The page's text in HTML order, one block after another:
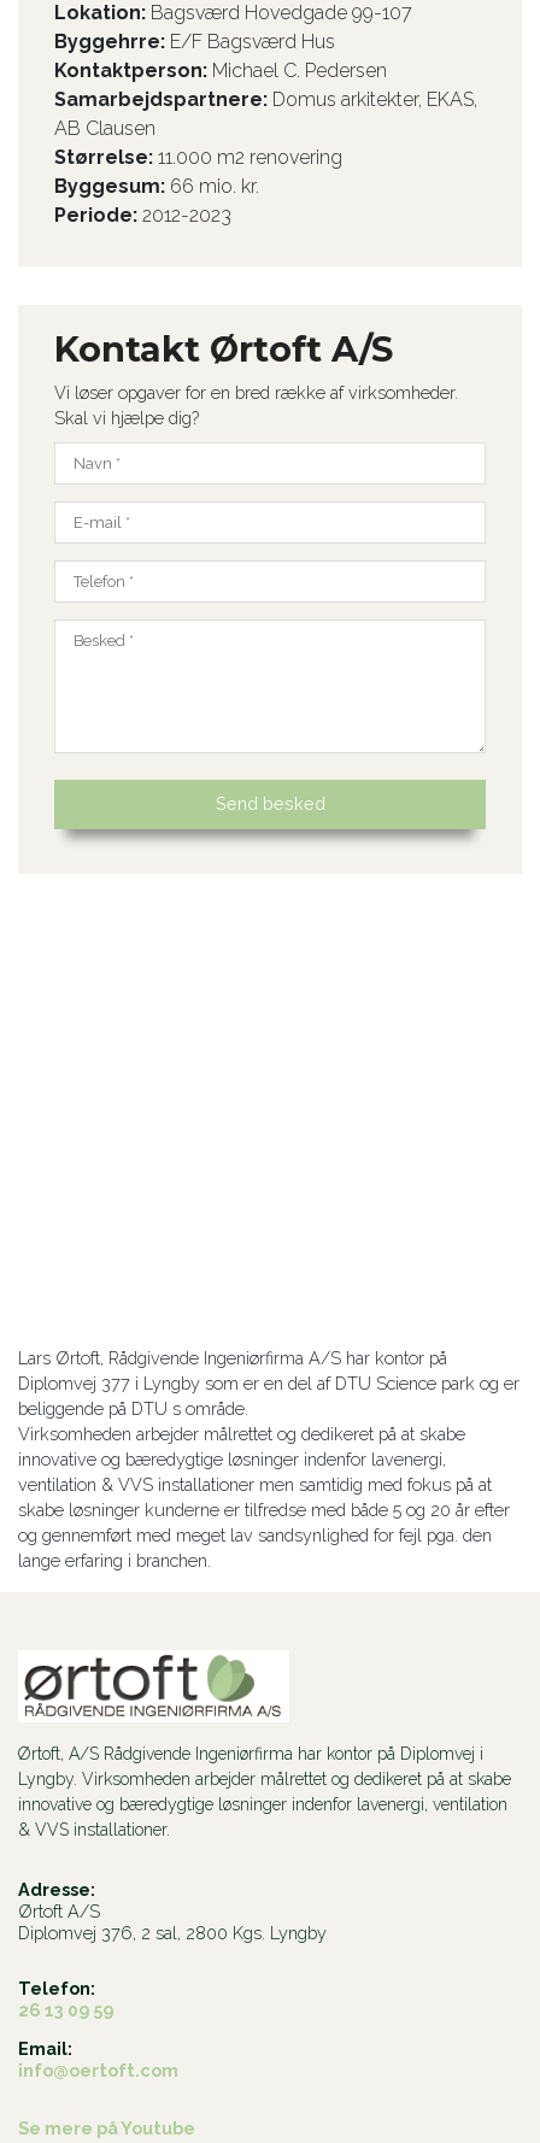
Lokation: Bagsværd Hovedgade 99-107
Byggehrre: E/F Bagsværd Hus
Kontaktperson: Michael C. Pedersen
Samarbejdspartnere: Domus arkitekter, EKAS,
AB Clausen
Størrelse: 11.000 m2 renovering
Byggesum: 66 mio. kr.
Periode: 2012-2023
Kontakt Ørtoft A/S
Vi løser opgaver for en bred række af virksomheder.
Skal vi hjælpe dig?
Lars Ørtoft, Rådgivende Ingeniørfirma A/S har kontor på
Diplomvej 377 i Lyngby som er en del af DTU Science park og er
beliggende på DTU s område.
Virksomheden arbejder målrettet og dedikeret på at skabe
innovative og bæredygtige løsninger indenfor lavenergi,
ventilation & VVS installationer men samtidig med fokus på at
skabe løsninger kunderne er tilfredse med både 5 og 20 år efter
og gennemført med meget lav sandsynlighed for fejl pga. den
lange erfaring i branchen.
Ørtoft, A/S Rådgivende Ingeniørfirma har kontor på Diplomvej i
Lyngby. Virksomheden arbejder målrettet og dedikeret på at skabe
innovative og bæredygtige løsninger indenfor lavenergi, ventilation
& VVS installationer.
Adresse:
Ørtoft A/S
Diplomvej 376, 2 sal, 2800 Kgs. Lyngby
Telefon:
26 13 09 59
Email:
info@oertoft.com
Se mere på Youtube